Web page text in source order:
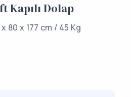
Kapılı Dolap
80 x 177 cm / 45 Kg